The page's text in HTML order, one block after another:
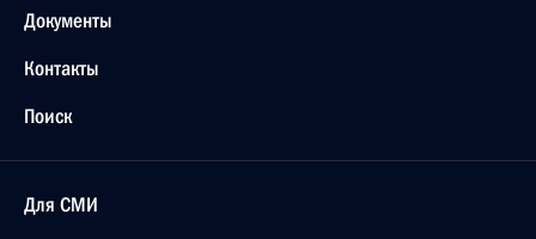
Документы
Контакты
Поиск
Для СМИ